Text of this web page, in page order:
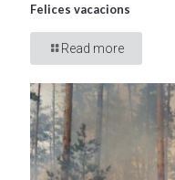
Felices vacacions
Read more